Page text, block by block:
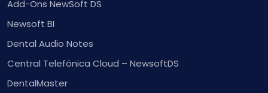
Add-Ons NewSoft DS
Newsoft BI
Dental Audio Notes
Central Telefónica Cloud – NewsoftDS
DentalMaster